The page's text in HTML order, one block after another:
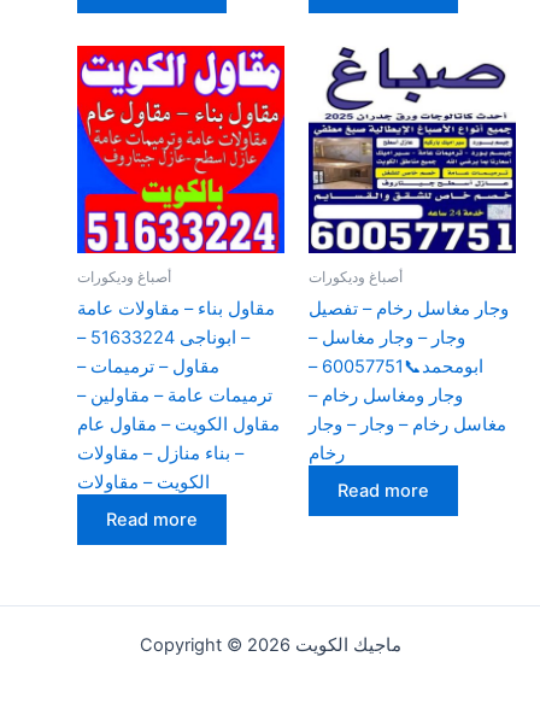
أصباغ وديكورات
مقاول بناء – مقاولات عامة
– ابوناجى 51633224 –
مقاول – ترميمات –
ترميمات عامة – مقاولين –
مقاول الكويت – مقاول عام
– بناء منازل – مقاولات
الكويت – مقاولات
Read more
أصباغ وديكورات
وجار مغاسل رخام – تفصيل
وجار – وجار مغاسل –
ابومحمد📞60057751 –
وجار ومغاسل رخام –
مغاسل رخام – وجار – وجار
رخام
Read more
Copyright © 2026 ماجيك الكويت